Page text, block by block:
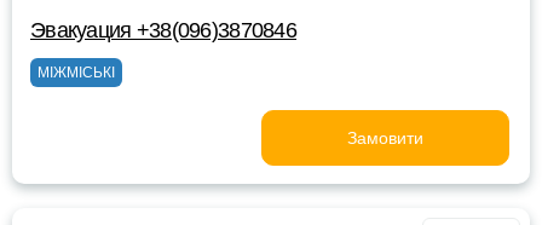
Эвакуация +38(096)3870846
МІЖМІСЬКІ
Замовити